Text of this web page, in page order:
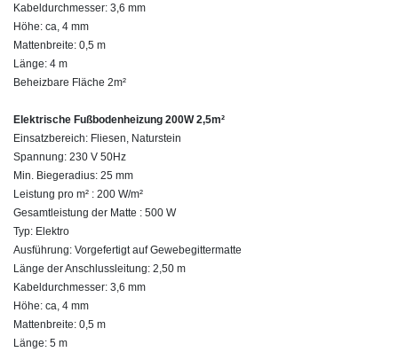
Kabeldurchmesser: 3,6 mm
Höhe: ca, 4 mm
Mattenbreite: 0,5 m
Länge: 4 m
Beheizbare Fläche 2m²
Elektrische Fußbodenheizung 200W 2,5m²
Einsatzbereich: Fliesen, Naturstein
Spannung: 230 V 50Hz
Min. Biegeradius: 25 mm
Leistung pro m² : 200 W/m²
Gesamtleistung der Matte : 500 W
Typ: Elektro
Ausführung: Vorgefertigt auf Gewebegittermatte
Länge der Anschlussleitung: 2,50 m
Kabeldurchmesser: 3,6 mm
Höhe: ca, 4 mm
Mattenbreite: 0,5 m
Länge: 5 m